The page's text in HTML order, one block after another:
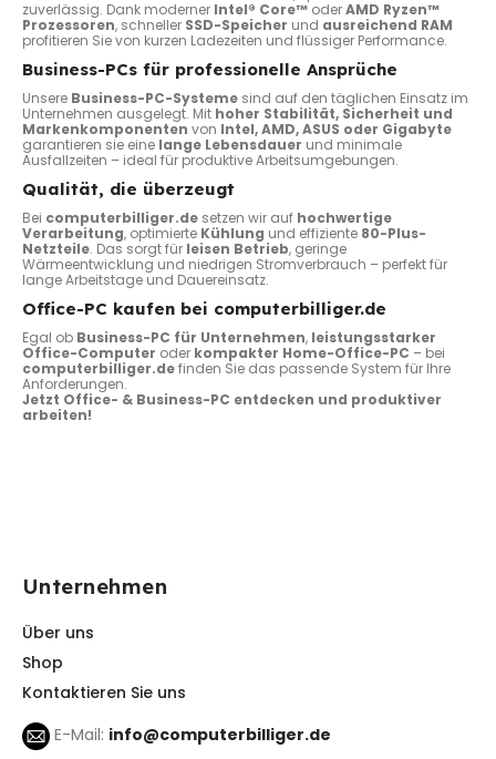
zuverlässig. Dank moderner Intel® Core™ oderAMD Ryzen™
Prozessoren, schneller SSD-Speicher und ausreichend RAM
profitieren Sie von kurzen Ladezeiten und flüssiger Performance.
Business-PCs für professionelle Ansprüche
Unsere Business-PC-Systeme sind auf den täglichen Einsatz im
Unternehmen ausgelegt. Mit hoher Stabilität, Sicherheit und
Markenkomponenten von Intel, AMD, ASUS oder Gigabyte
garantieren sie eine lange Lebensdauer und minimale
Ausfallzeiten – ideal für produktive Arbeitsumgebungen.
Qualität, die überzeugt
Bei computerbilliger.de setzen wir auf hochwertige
Verarbeitung, optimierte Kühlung und effiziente 80-Plus-
Netzteile. Das sorgt für leisen Betrieb, geringe
Wärmeentwicklung und niedrigen Stromverbrauch – perfekt für
lange Arbeitstage und Dauereinsatz.
Office-PC kaufen bei computerbilliger.de
Egal ob Business-PC für Unternehmen, leistungsstarker
Office-Computer oder kompakter Home-Office-PC – bei
computerbilliger.definden Sie das passende System für Ihre
Anforderungen.
Jetzt Office- & Business-PC entdecken und produktiver
arbeiten!
Unternehmen
Über uns
Shop
Kontaktieren Sie uns
E-Mail: info@computerbilliger.de